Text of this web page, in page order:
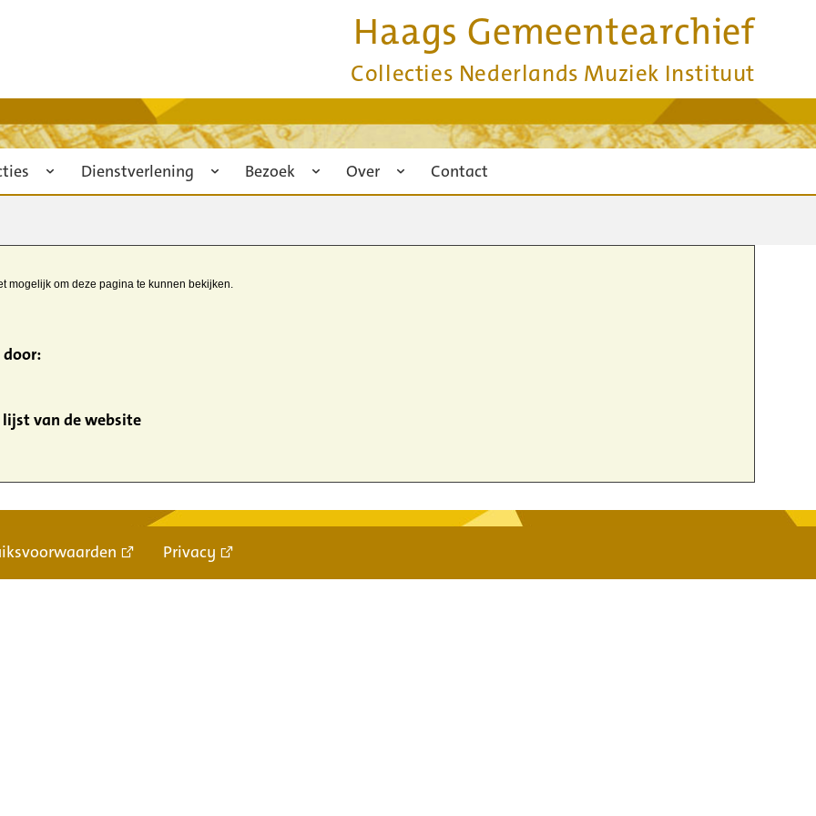
Haags Gemeentearchief
Collecties Nederlands Muziek Instituut
Dienstverlening Bezoek Over Contact
mogelijk om deze pagina te kunnen bekijken.
van de website
Privacy